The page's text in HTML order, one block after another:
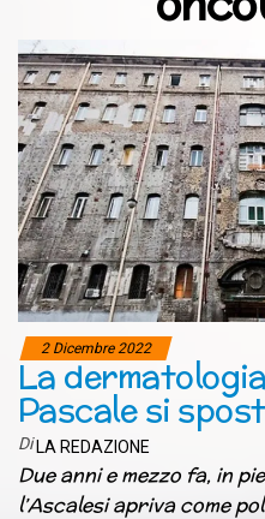
2 Dicembre 2022
La
Pascale si
Di LA REDAZIONE
Due anni e mezzo fa, in
l’Ascalesi apriva come